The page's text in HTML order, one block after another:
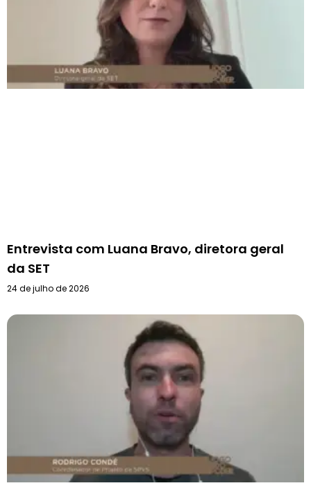
Entrevista com Luana Bravo, diretora geral
da SET
24 de julho de 2026